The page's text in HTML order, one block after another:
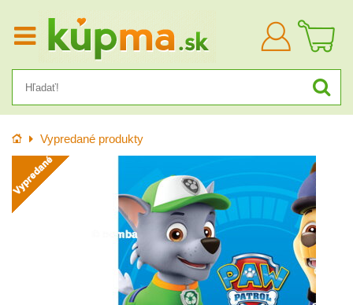
Prihlásiť
sa
Úvod Vypredané produkty